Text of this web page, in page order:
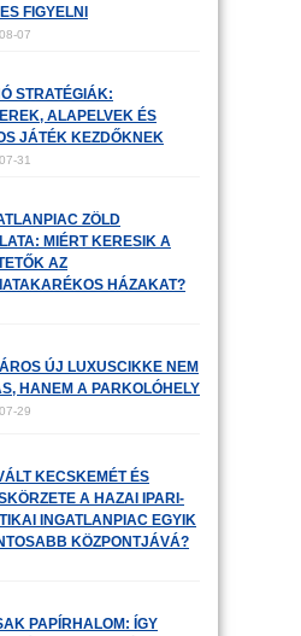
FIGYELNI
07
STRATÉGIÁK:
ALAPELVEK ÉS
JÁTÉK KEZDŐKNEK
31
ZÖLD
MIÉRT KERESIK A
AZ
HÁZAKAT?
ÚJ LUXUSCIKKE NEM
HANEM A PARKOLÓHELY
29
KECSKEMÉT ÉS
A HAZAI IPARI-
INGATLANPIAC EGYIK
KÖZPONTJÁVÁ?
PAPÍRHALOM: ÍGY